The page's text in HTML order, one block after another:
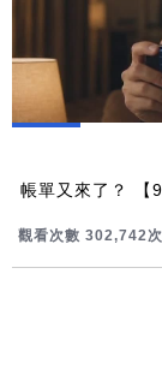
帳單又來了？ 【
觀看次數 302,747次